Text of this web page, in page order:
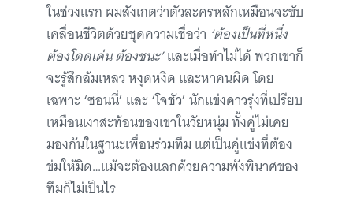
ในช่วงแรก ผมสังเกตว่าตัวละครหลักเหมือนจะขับ
เคลื่อนชีวิตด้วยชุดความเชื่อว่า ‘ต้องเป็นที่หนึ่ง
ต้องโดดเด่น ต้องชนะ’และเมื่อทำไม่ได้ พวกเขาก็
จะรู้สึกล้มเหลว หงุดหงิด และหาคนผิด โดย
เฉพาะ ‘ซอนนี่’ และ ‘โจชัว’ นักแข่งดาวรุ่งที่เปรียบ
เหมือนเงาสะท้อนของเขาในวัยหนุ่ม ทั้งคู่ไม่เคย
มองกันในฐานะเพื่อนร่วมทีม แต่เป็นคู่แข่งที่ต้อง
ข่มให้มิด…แม้จะต้องแลกด้วยความพังพินาศของ
ทีมก็ไม่เป็นไร